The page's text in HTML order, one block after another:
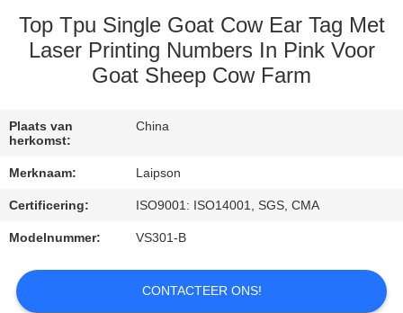
KWALITEITSCONTROLE
CONTACTEER
VERZOEK
OM
EEN
CITAAT
Top Tpu Single Goat Cow Ear Tag Met
Laser Printing Numbers In Pink Voor
Goat Sheep Cow Farm
Plaats van
herkomst:
China
Merknaam: Laipson
Certificering: ISO9001: ISO14001, SGS, CMA
Modelnummer: VS301-B
CONTACTEER ONS!